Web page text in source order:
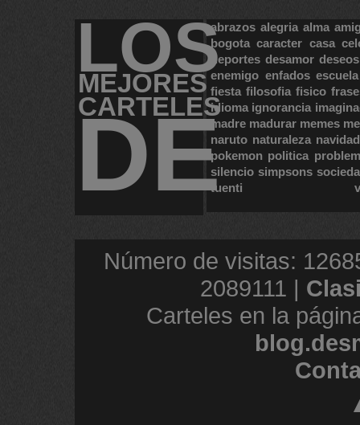
LOS
MEJORES
CARTELES
DE
abrazos alegria alma
bogota caracter casa
deportes desamor deseos
enemigo enfados escuela
fiesta filosofia fisico
idioma ignorancia
madre madurar memes
naruto naturaleza navidad
pokemon politica
silencio simpsons
tuenti
Número de visitas:
2089111 |
Carteles en la